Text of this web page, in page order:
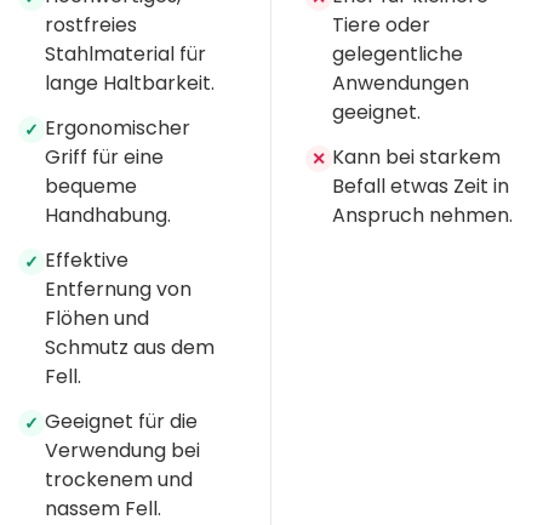
rostfreies
Stahlmaterial für
lange Haltbarkeit.
✓ Ergonomischer
Griff für eine
bequeme
Handhabung.
✓ Effektive
Entfernung von
Flöhen und
Schmutz aus dem
Fell.
✓ Geeignet für die
Verwendung bei
trockenem und
nassem Fell.
Tiere oder
gelegentliche
Anwendungen
geeignet.
✕ Kann bei starkem
Befall etwas Zeit in
Anspruch nehmen.